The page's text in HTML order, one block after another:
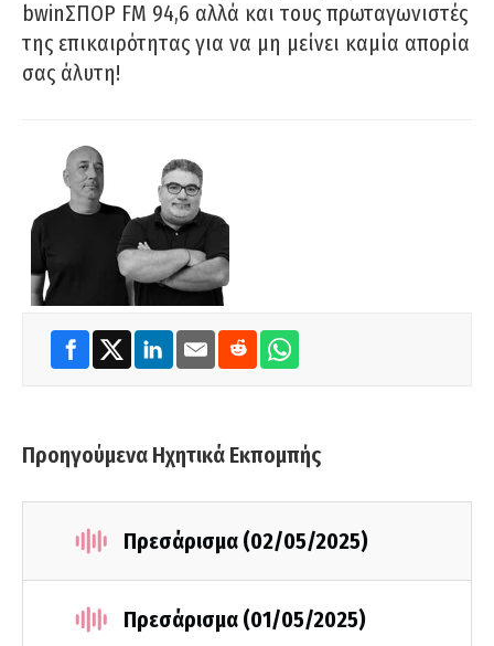
bwinΣΠΟΡ FM 94,6 αλλά και τους πρωταγωνιστές
της επικαιρότητας για να μη μείνει καμία απορία
σας άλυτη!
Προηγούμενα Ηχητικά Εκπομπής
Πρεσάρισμα (02/05/2025)
Πρεσάρισμα (01/05/2025)